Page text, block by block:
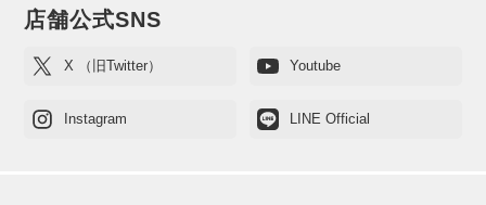
店舗公式SNS
X （旧Twitter） Youtube
Instagram LINE Official